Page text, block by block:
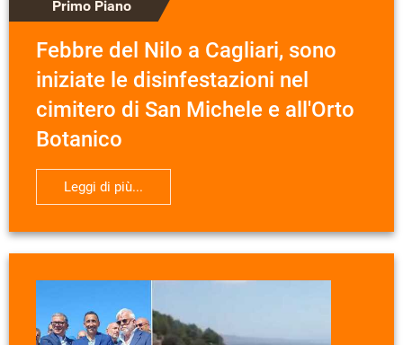
Primo Piano
Febbre del Nilo a Cagliari, sono
iniziate le disinfestazioni nel
cimitero di San Michele e all'Orto
Botanico
Leggi di più...